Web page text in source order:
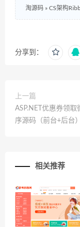
淘源码 » CS架构
分享到：
上一篇
ASP.NET优惠券领取
序源码（前台+后台）
相关推荐